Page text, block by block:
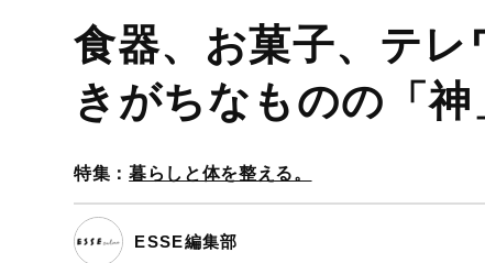
食器、お菓子、テ
きがちなものの「神
特集：暮らしと体を整える。
ESSE編集部